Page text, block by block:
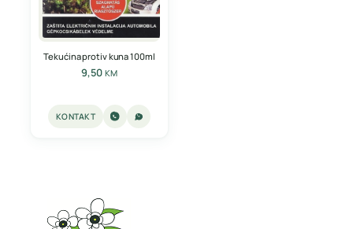
Tekućina protiv kuna 100ml
9,50 KM
KONTAKT